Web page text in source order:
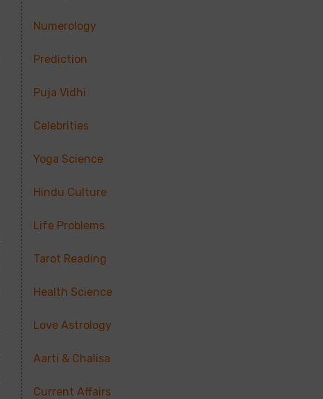
Numerology
Prediction
Puja Vidhi
Celebrities
Yoga Science
Hindu Culture
Life Problems
Tarot Reading
Health Science
Love Astrology
Aarti & Chalisa
Current Affairs